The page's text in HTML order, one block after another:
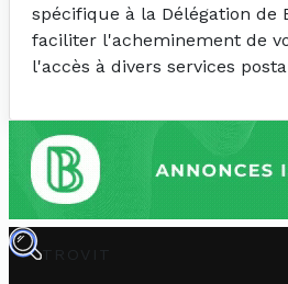
spécifique à la Délégation de
faciliter l'acheminement de
l'accès à divers services
TROVIT